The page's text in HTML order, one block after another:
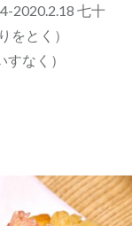
2020.2.18 七十
とく）
なく）